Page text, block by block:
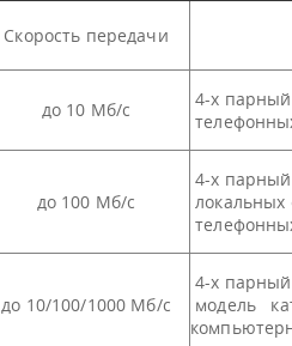
Скорость передачи
до 10 Мб/с
4-х
до 100 Мб/с
4-х
до 10/100/1000 Мб/с
4-х
модель